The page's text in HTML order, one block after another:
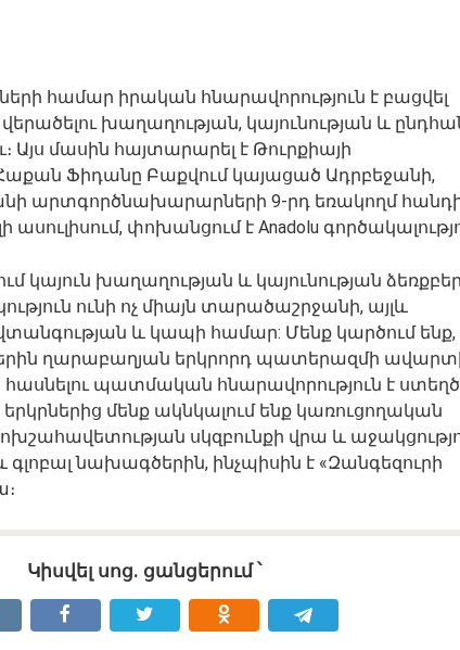
համար իրական հնարավորություն է բացվել
խաղաղության, կայունության և
մասին հայտարարել է Թուրքիայի
Ֆիդանը Բաքվում կայացած Ադրբեջանի,
արտգործնախարարների 9-րդ եռակողմ
ասուլիսում, փոխանցում է Anadolu
կայուն խաղաղության և կայունության
ունի ոչ միայն տարածաշրջանի, այլև
և կապի համար: Մենք կարծում ենք,
ղարաբաղյան երկրորդ պատերազմի
պատմական հնարավորություն է
մենք ակնկալում ենք կառուցողական
սկզբունքի վրա և
նախագծերին, ինչպիսին է «Զանգեզուրի
Կիսվել սոց․ ցանցերում ՝